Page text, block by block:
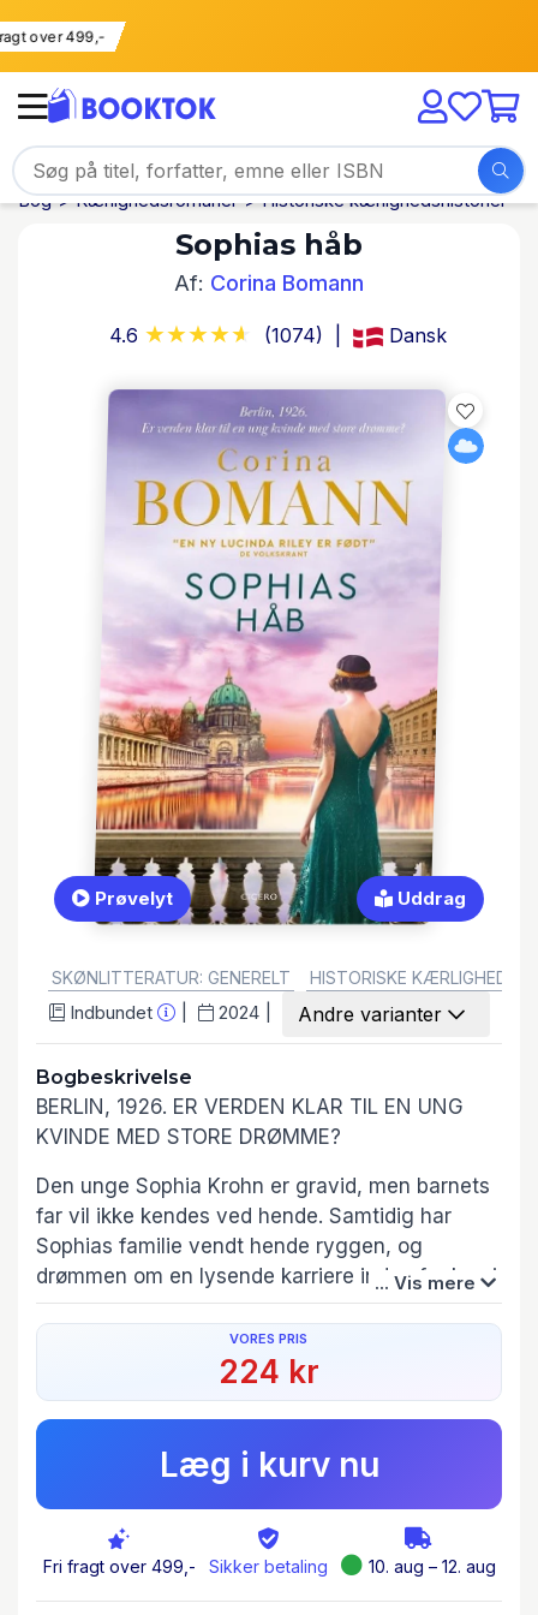
fragt over 499,-
Bog Kærlighedsromaner Historiske kærlighedshistorier
Sophias håb
Af: Corina Bomann
4.6 (1074) Dansk
Prøvelyt Uddrag
SKØNLITTERATUR: GENERELT
HISTORISKE
Indbundet 2024 Andre varianter
Bogbeskrivelse
BERLIN, 1926. ER VERDEN KLAR TIL EN UNG
KVINDE MED STORE DRØMME?
Den unge Sophia Krohn er gravid, men barnets
far vil ikke kendes ved hende. Samtidig har
Sophias familie vendt hende ryggen, og
drømmen om en lysende karriere inden for kemi
synes at være knust.
Men skæbnen fører hende fra Berlins dystre
gader til Paris' funklende boulevarder, hvor en
uventet mulighed venter. Den legendariske
Helena Rubinstein bliver betaget af Sophias
særlige karisma og revolutionerende cremer.
Hun tilbyder Sophia en unik chance på én
hjerteknusende betingelse: at Sophia sværger
at forblive ugift i et helt årti, og det netop som
en ny flamme har tændt en gnist i hende.
... Vis mere
VORES PRIS
224 kr
Læg i kurv nu
Fri fragt over 499,- Sikker betaling 10. aug – 12. aug